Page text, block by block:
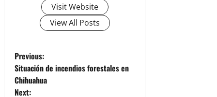
Visit Website
View All Posts
P
o
Previous:
Situación de incendios forestales en
Chihuahua
Next: